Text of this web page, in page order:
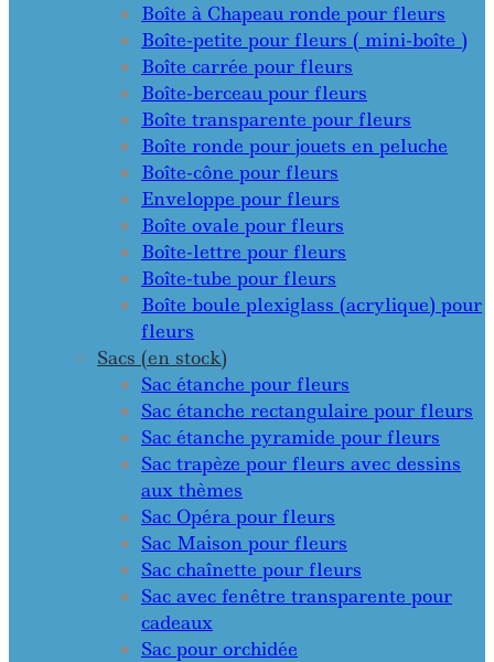
Boîte à Chapeau ronde pour fleurs
Boîte-petite pour fleurs ( mini-boîte )
Boîte carrée pour fleurs
Boîte-berceau pour fleurs
Boîte transparente pour fleurs
Boîte ronde pour jouets en peluche
Boîte-cône pour fleurs
Enveloppe pour fleurs
Boîte ovale pour fleurs
Boîte-lettre pour fleurs
Boîte-tube pour fleurs
Boîte boule plexiglass (acrylique) pour
fleurs
Sacs (en stock)
Sac étanche pour fleurs
Sac étanche rectangulaire pour fleurs
Sac étanche pyramide pour fleurs
Sac trapèze pour fleurs avec dessins
aux thèmes
Sac Opéra pour fleurs
Sac Maison pour fleurs
Sac chaînette pour fleurs
Sac avec fenêtre transparente pour
cadeaux
Sac pour orchidée